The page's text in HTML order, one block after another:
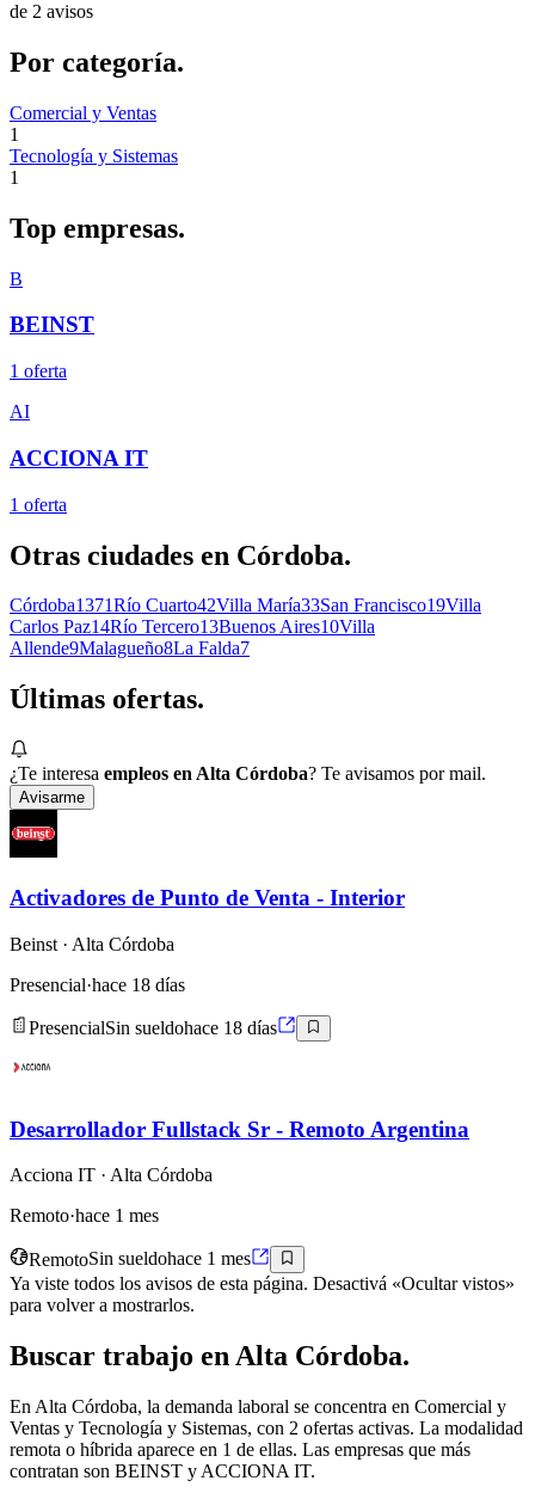
de 2 avisos
Por categoría.
Comercial y Ventas
1
Tecnología y Sistemas
1
Top empresas.
B
BEINST
1 oferta
AI
ACCIONA IT
1 oferta
Otras ciudades en Córdoba.
Córdoba1371Río Cuarto42Villa María33San Francisco19Villa
Carlos Paz14Río Tercero13Buenos Aires10Villa
Allende9Malagueño8La Falda7
Últimas ofertas.
¿Te interesa empleos en Alta Córdoba? Te avisamos por mail.
Avisarme
Activadores de Punto de Venta - Interior
Beinst · Alta Córdoba
Presencial·hace 18 días
PresencialSin sueldohace 18 días
Desarrollador Fullstack Sr - Remoto Argentina
Acciona IT · Alta Córdoba
Remoto·hace 1 mes
RemotoSin sueldohace 1 mes
Ya viste todos los avisos de esta página. Desactivá «Ocultar vistos»
para volver a mostrarlos.
Buscar trabajo en Alta Córdoba.
En Alta Córdoba, la demanda laboral se concentra en Comercial y
Ventas y Tecnología y Sistemas, con 2 ofertas activas. La modalidad
remota o híbrida aparece en 1 de ellas. Las empresas que más
contratan son BEINST y ACCIONA IT.